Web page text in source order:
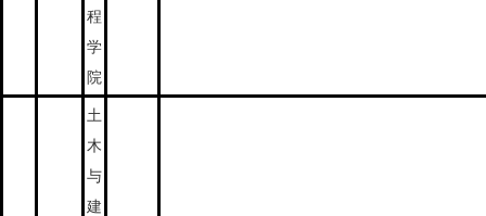
程
学
院
土
木
与
建